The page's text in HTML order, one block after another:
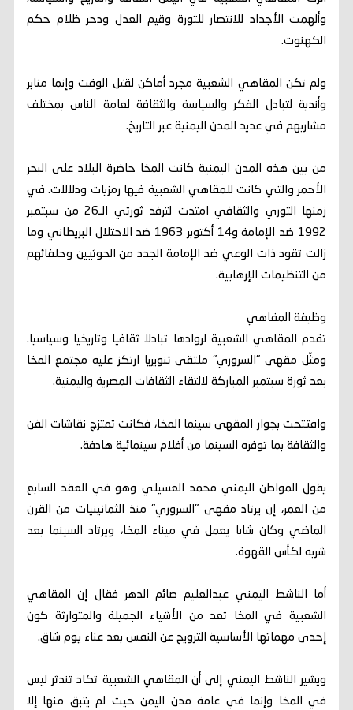
وألهمت الأجداد للانتصار للثورة وقيم العدل ودحر ظلام حكم
الكهنوت.
ولم تكن المقاهي الشعبية مجرد أماكن لقتل الوقت وإنما منابر
وأندية لتبادل الفكر والسياسة والثقافة لعامة الناس بمختلف
مشاربهم في عديد المدن اليمنية عبر التاريخ.
من بين هذه المدن اليمنية كانت المخا حاضرة البلاد على البحر
الأحمر والتي كانت للمقاهي الشعبية فيها رمزيات ودلالات. في
زمنها الثوري والثقافي امتدت لترفد ثورتي الـ26 من سبتمبر
1992 ضد الإمامة و14 أكتوبر 1963 ضد الاحتلال البريطاني وما
زالت تقود ذات الوعي ضد الإمامة الجدد من الحوثيين وحلفائهم
من التنظيمات الإرهابية.
وظيفة المقاهي
تقدم المقاهي الشعبية لروادها تبادلا ثقافيا وتاريخيا وسياسيا.
ومثّل مقهى "السروري" ملتقى تنويريا ارتكز عليه مجتمع المخا
بعد ثورة سبتمبر المباركة لالتقاء الثقافات المصرية واليمنية.
وافتتحت بجوار المقهى سينما المخا، فكانت تمتزج نقاشات الفن
والثقافة بما توفره السينما من أفلام سينمائية هادفة.
يقول المواطن اليمني محمد العسيلي وهو في العقد السابع
من العمر، إن يرتاد مقهى "السروري" منذ الثمانينيات من القرن
الماضي وكان شابا يعمل في ميناء المخا، ويرتاد السينما بعد
شربه لكأس القهوة.
أما الناشط اليمني عبدالعليم صائم الدهر فقال إن المقاهي
الشعبية في المخا تعد من الأشياء الجميلة والمتوارثة كون
إحدى مهماتها الأساسية الترويح عن النفس بعد عناء يوم شاق.
ويشير الناشط اليمني إلى أن المقاهي الشعبية تكاد تندثر ليس
في المخا وإنما في عامة مدن اليمن حيث لم يتبق منها إلا